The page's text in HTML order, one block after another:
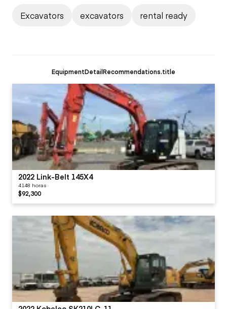
Excavators excavators rental ready
EquipmentDetailRecommendations.title
2022 Link-Belt 145X4
4148 horas
$92,300